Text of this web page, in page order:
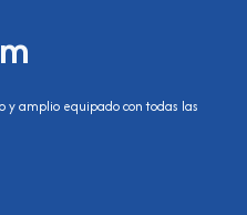
y amplio equipado con todas las